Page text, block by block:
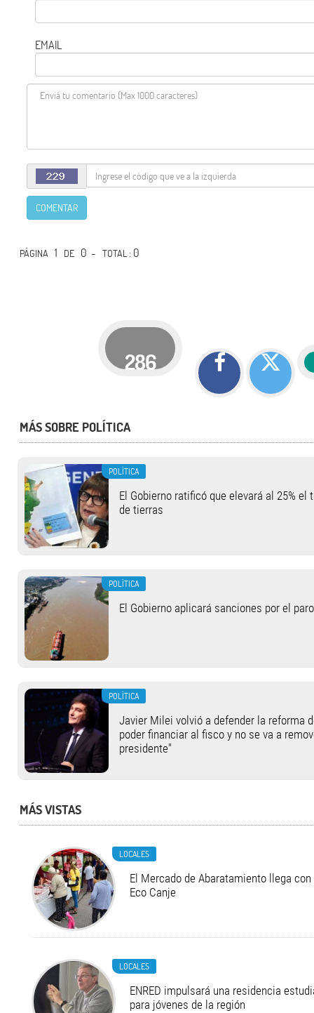
EMAIL
COMENTAR
PÁGINA 1 DE 0 -TOTAL: 0
286
MÁS SOBRE POLÍTICA
POLÍTICA
El Gobierno ratificó que elevará al 25%
de tierras
POLÍTICA
El Gobierno aplicará sanciones por el
POLÍTICA
Javier Milei volvió a defender la reforma
poder financiar al fisco y no se va a
presidente"
MÁS VISTAS
LOCALES
El Mercado de Abaratamiento llega
Eco Canje
LOCALES
ENRED impulsará una residencia
para jóvenes de la región